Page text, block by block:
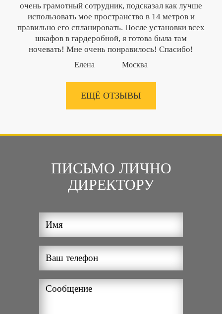
очень грамотный сотрудник, подсказал как лучше
использовать мое пространство в 14 метров и
правильно его спланировать. После установки всех
шкафов в гардеробной, я готова была там
ночевать! Мне очень понравилось! Спасибо!
Елена Москва
ЕЩЁ ОТЗЫВЫ
ПИСЬМО ЛИЧНО
ДИРЕКТОРУ